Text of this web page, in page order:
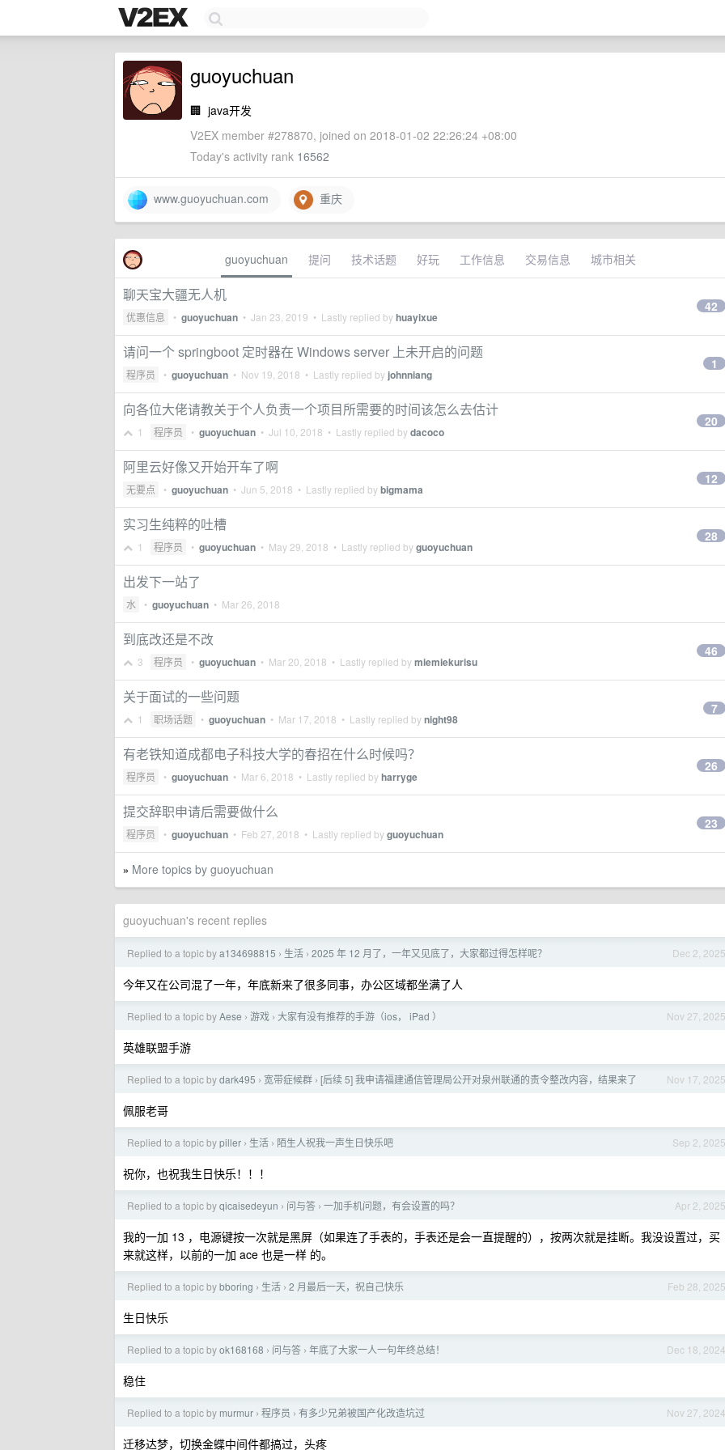
guoyuchuan
🏢 java开发
V2EX member #278870, joined on 2018-01-02 22:26:24 +08:00
Today's activity rank 16562
www.guoyuchuan.com 重庆
guoyuchuan 提问 技术话题 好玩 工作信息 交易信息 城市相关
聊天宝大疆无人机
优惠信息 • guoyuchuan • Jan 23, 2019 • Lastly replied byhuayixue
42
请问一个 springboot 定时器在 Windows server 上未开启的问题
程序员 • guoyuchuan • Nov 19, 2018 • Lastly replied by johnniang
1
向各位大佬请教关于个人负责一个项目所需要的时间该怎么去估计
1 程序员 • guoyuchuan • Jul 10, 2018 • Lastly replied bydacoco
20
阿里云好像又开始开车了啊
无要点 • guoyuchuan • Jun 5, 2018 • Lastly replied bybigmama
12
实习生纯粹的吐槽
1 程序员 • guoyuchuan • May 29, 2018 • Lastly replied byguoyuchuan
28
出发下一站了
水 • guoyuchuan • Mar 26, 2018
到底改还是不改
3 程序员 • guoyuchuan • Mar 20, 2018 • Lastly replied bymiemiekurisu
46
关于面试的一些问题
1 职场话题 • guoyuchuan • Mar 17, 2018 • Lastly replied bynight98
7
有老铁知道成都电子科技大学的春招在什么时候吗？
程序员 • guoyuchuan • Mar 6, 2018 • Lastly replied byharryge
26
提交辞职申请后需要做什么
程序员 • guoyuchuan • Feb 27, 2018 • Lastly replied byguoyuchuan
23
» More topics by guoyuchuan
guoyuchuan's recent replies
Dec 2, 2025
Replied to a topic bya134698815 › 生活 › 2025 年 12 月了，一年又见底了，大家都过得怎样呢？
今年又在公司混了一年，年底新来了很多同事，办公区域都坐满了人
Nov 27, 2025
Replied to a topic byAese › 游戏 › 大家有没有推荐的手游（ios， iPad ）
英雄联盟手游
Nov 17, 2025
Replied to a topic bydark495 › 宽带症候群 › [后续 5] 我申请福建通信管理局公开对泉州联通的责令整改内容，结果来了
佩服老哥
Sep 2, 2025
Replied to a topic bypiller › 生活 › 陌生人祝我一声生日快乐吧
祝你，也祝我生日快乐！！！
Apr 2, 2025
Replied to a topic byqicaisedeyun › 问与答 › 一加手机问题，有会设置的吗？
我的一加 13 ，电源键按一次就是黑屏（如果连了手表的，手表还是会一直提醒的），按两次就是挂断。我没设置过，买
来就这样，以前的一加 ace 也是一样 的。
Feb 28, 2025
Replied to a topic bybboring › 生活 › 2 月最后一天，祝自己快乐
生日快乐
Dec 18, 2024
Replied to a topic byok168168 › 问与答 › 年底了大家一人一句年终总结！
稳住
Nov 27, 2024
Replied to a topic by murmur › 程序员 › 有多少兄弟被国产化改造坑过
迁移达梦，切换金蝶中间件都搞过，头疼